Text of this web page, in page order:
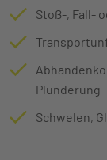
Stoß-, Fall-
Plünderung
Schwelen,